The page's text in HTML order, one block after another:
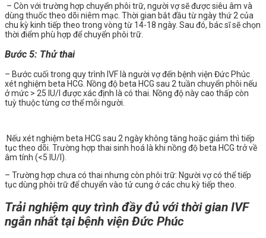
– Còn với trường hợp chuyển phôi trữ, người vợ sẽ được siêu âm và
dùng thuốc theo dõi niêm mạc. Thời gian bắt đầu từ ngày thứ 2 của
chu kỳ kinh tiếp theo trong vòng từ 14-18 ngày. Sau đó, bác sĩ sẽ chọn
thời điểm phù hợp để chuyển phôi trữ.
Bước 5: Thử thai
– Bước cuối trong quy trình IVF là người vợ đến bệnh viện Đức Phúc
xét nghiệm beta HCG. Nồng độ beta HCG sau 2 tuần chuyển phôi nếu
ở mức > 25 IU/l được xác định là có thai. Nồng độ này cao thấp còn
tuỳ thuộc từng cơ thể mỗi người.
Nếu xét nghiệm beta HCG sau 2 ngày không tăng hoặc giảm thì tiếp
tục theo dõi. Trường hợp thai sinh hoá là khi nồng độ beta HCG trở về
âm tính (<5 IU/l).
– Trường hợp chưa có thai nhưng còn phôi trữ: Người vợ có thể tiếp
tục dùng phôi trữ để chuyển vào tử cung ở các chu kỳ tiếp theo.
Trải nghiệm quy trình đầy đủ với thời gian IVF
ngắn nhất tại bệnh viện Đức Phúc